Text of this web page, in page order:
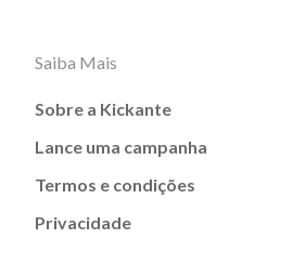
Saiba Mais
Sobre a Kickante
Lance uma campanha
Termos e condições
Privacidade